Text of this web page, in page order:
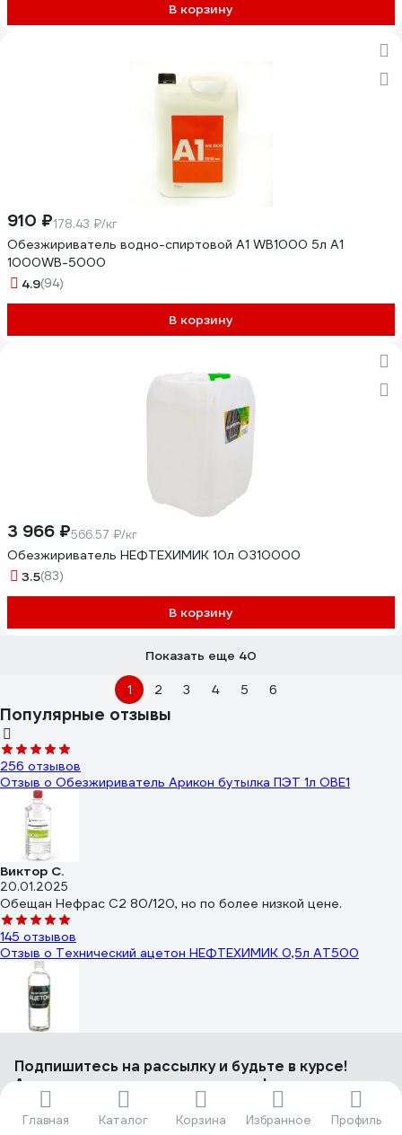
Главная Каталог Корзина Избранное Профиль
В корзину
910 ₽178.43 ₽/кг
Обезжириватель водно-спиртовой А1 WB1000 5л A1
1000WB-5000
4.9(94)
В корзину
3 966 ₽566.57 ₽/кг
Обезжириватель НЕФТЕХИМИК 10л ОЗ10000
3.5(83)
В корзину
Показать еще 40
1 2 3 4 5 6
Популярные отзывы
256 отзывов
Отзыв о Обезжириватель Арикон бутылка ПЭТ 1л OBE1
Виктор С.
20.01.2025
Обещан Нефрас С2 80/120, но по более низкой цене.
145 отзывов
Отзыв о Технический ацетон НЕФТЕХИМИК 0,5л АТ500
02.11.2022
- Качество - Стеклянная бутыль и хорошая крышка - ГОСТ
39 отзывов
Отзыв о Обезжириватель Светофор 0.5 л ЗОР00002374
Подпишитесь на рассылкуи будьте в курсе!
Акции, скидки, распродажи ждут!